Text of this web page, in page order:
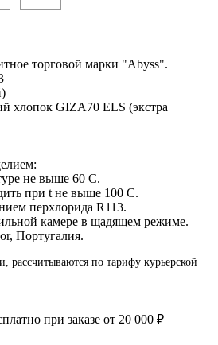
торговой марки "Abyss".
хлопок GIZA70 ELS (экстра
не выше 60 С.
при t не выше 100 С.
перхлорида R113.
камере в щадящем режиме.
Португалия.
рассчитываются по тарифу курьерской
при заказе от 20 000 ₽